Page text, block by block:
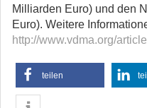
Milliarden Euro) und den
Euro). Weitere
http://www.vdma.org/
teilen